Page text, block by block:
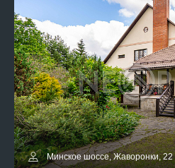
Минское шоссе, Жаворонки,